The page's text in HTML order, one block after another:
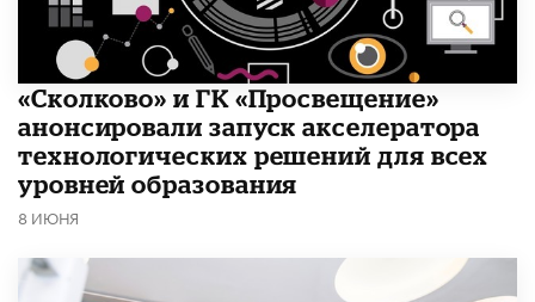
«Сколково» и ГК «Просвещение»
анонсировали запуск акселератора
технологических решений для всех
уровней образования
8 ИЮНЯ